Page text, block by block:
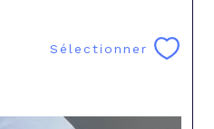
Sélectionner